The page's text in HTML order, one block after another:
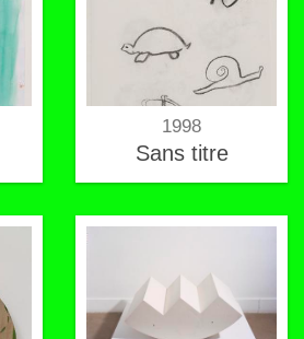
1998
Sans titre